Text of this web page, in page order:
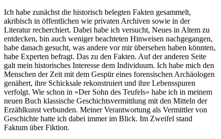
Ich habe zunächst die historisch belegten Fakten gesammelt,
akribisch in öffentlichen wie privaten Archiven sowie in der
Literatur recherchiert. Dabei habe ich versucht, Neues in Altem zu
entdecken, bin auch weniger beachteten Hinweisen nachgegangen,
habe danach gesucht, was andere vor mir übersehen haben könnten,
habe Experten befragt. Das zu den Fakten. Auf der anderen Seite
galt mein historisches Interesse dem Individuum. Ich habe mich den
Menschen der Zeit mit dem Gespür eines forensischen Archäologen
genähert, ihre Schicksale rekonstruiert und ihre Lebensspuren
verfolgt. Wie schon in »Der Sohn des Teufels« habe ich in meinem
neuen Buch klassische Geschichtsvermittlung mit den Mitteln der
Erzählkunst verbunden. Meiner Verantwortung als Vermittler von
Geschichte hatte ich dabei immer im Blick. Im Zweifel stand
Faktum über Fiktion.